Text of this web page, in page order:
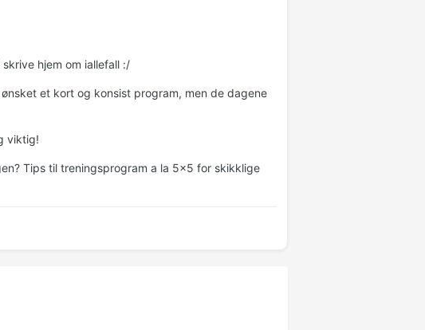
hjem om iallefall :/
et kort og konsist program, men de dagene
viktig!
Tips til treningsprogram a la 5x5 for skikklige